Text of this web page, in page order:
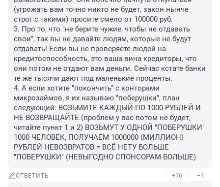
(угрожать вам точно никто не будет, закон нынче
строг с такими) просите смело от 100000 руб.
3. Про то, что "не берите чужие, чтобы не отдавать
свои", так вы не давайте людям, которые не будут
отдавать! Если вы не проверяете людей на
кредитоспособность, это ваша вина кредиторы, что
они потом не отдают вам деньги. Сейчас кстате банки
те же тысячи дают под маленькие проценты.
4. А если хотите "покончить" с конторами
микрозаймов, я их называю "поберушки", план
следующий: ВОЗЬМИТЕ КАЖДЫЙ ПО 1000 РУБЛЕЙ И
НЕ ВОЗВРАЩАЙТЕ (проблем у вас потом не будет,
читайте пункт 1 и 2) ВОЗЬМУТ У ОДНОЙ "ПОБЕРУШКИ"
1000 ЧЕЛОВЕК, ПОЛУЧАЕМ 1000000 (МИЛЛИОН)
РУБЛЕЙ НЕВОЗВРАТОВ = ВСЁ НЕТУ БОЛЬШЕ
"ПОБЕРУШКИ" (НЕВЫГОДНО СПОНСОРАМ БОЛЬШЕ)
ОТВЕТИТЬ +16 –1